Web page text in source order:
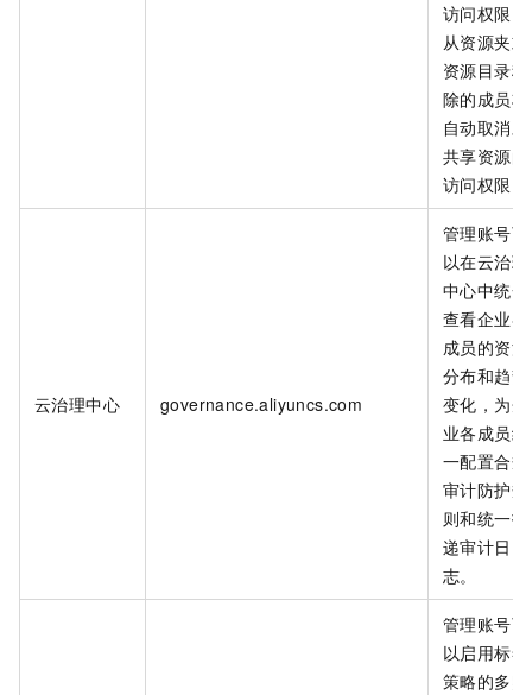
访问权限，
从资源夹或
资源目录移
除的成员将
自动取消对
共享资源的
访问权限。
云治理中心 governance.aliyuncs.com
管理账号可
以在云治理
中心中统一
查看企业各
成员的资源
分布和趋势
变化，为企
业各成员统
一配置合规
审计防护规
则和统一投
递审计日
志。
管理账号可
以启用标签
策略的多账